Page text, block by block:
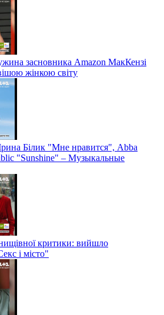
засновника Amazon МакКензі
жінкою світу
Білик "Мне нравится", Abba
"Sunshine" – Музыкальные
критики: вийшло
і місто"